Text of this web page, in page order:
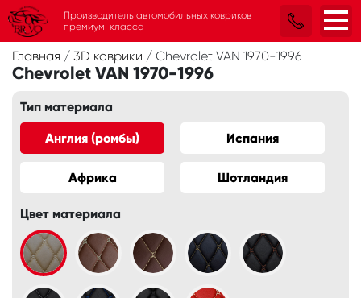
Главная / 3D коврики / Chevrolet VAN 1970-1996
Chevrolet VAN 1970-1996
Тип материала
Англия (ромбы) Испания
Африка Шотландия
Цвет материала
Производитель автомобильных ковриков
премиум-класса